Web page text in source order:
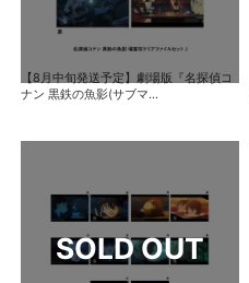
【8月中旬発送予定】劇場版『名探偵コ
ナン 黒鉄の魚影(サブマ...